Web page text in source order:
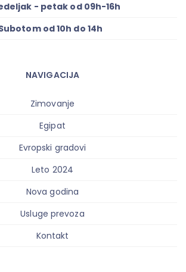
- petak od 09h-16h
od 10h do 14h
NAVIGACIJA
Zimovanje
Egipat
Evropski gradovi
Leto 2024
Nova godina
Usluge prevoza
Kontakt